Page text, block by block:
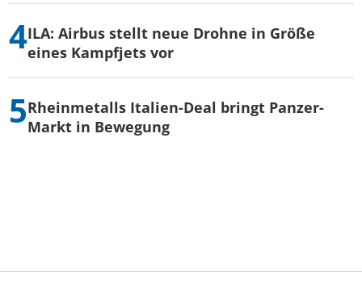
ILA: Airbus stellt neue Drohne in Größe
eines Kampfjets vor
Rheinmetalls Italien-Deal bringt Panzer-
Markt in Bewegung